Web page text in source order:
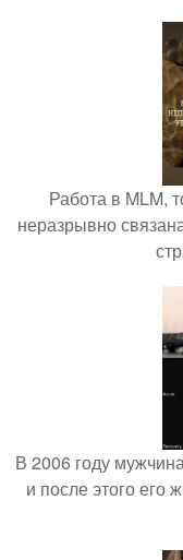
Работа в MLM,
неразрывно
В 2006 году
и после этого его